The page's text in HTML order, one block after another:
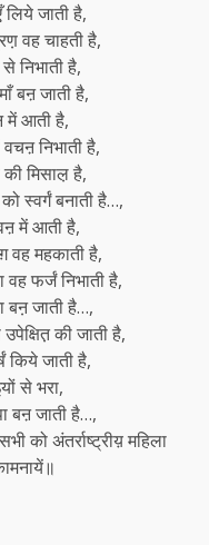
लिये जाती है,
वह चाहती है,
निभाती है,
बऩ जाती है,
में आती है,
निभाती है,
मिसाल़ है,
स्वर्गं बनाती है…,
में आती है,
वह महकाती है,
फर्जं निभाती है,
बऩ जाती है…,
की जाती है,
किये जाती है,
से भरा,
बऩ जाती है…,
को अंतर्राष्ट्रीय़ महिला